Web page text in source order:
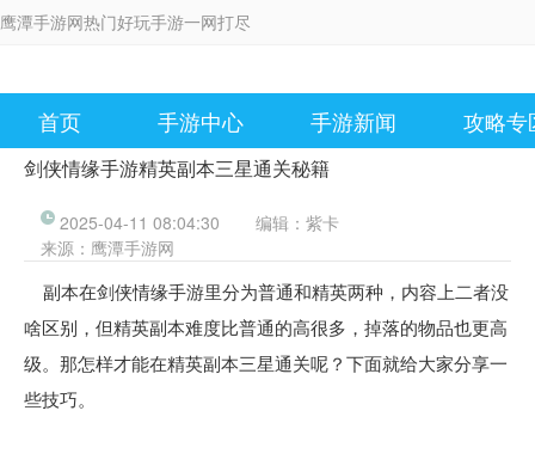
鹰潭手游网热门好玩手游一网打尽
首页 手游中心 手游新闻 攻略专
剑侠情缘手游精英副本三星通关秘籍
2025-04-11 08:04:30 编辑： 紫卡
来源： 鹰潭手游网
副本在剑侠情缘手游里分为普通和精英两种，内容上二者没
啥区别，但精英副本难度比普通的高很多，掉落的物品也更高
级。那怎样才能在精英副本三星通关呢？下面就给大家分享一
些技巧。